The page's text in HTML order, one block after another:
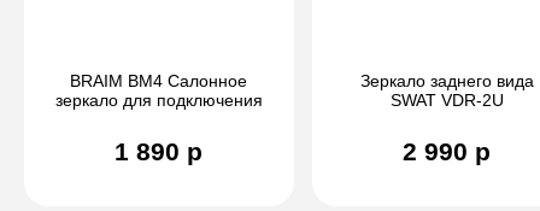
BRAIM BM4 Салонное
зеркало для подключения
1 890 р
Зеркало заднего вида
SWAT VDR-2U
2 990 р